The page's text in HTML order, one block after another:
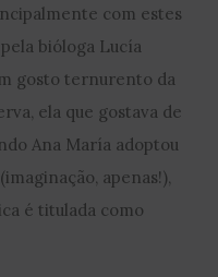
com estes
bióloga Lucía
gosto ternurento da
ela que gostava de
Ana María adoptou
apenas!),
é titulada como